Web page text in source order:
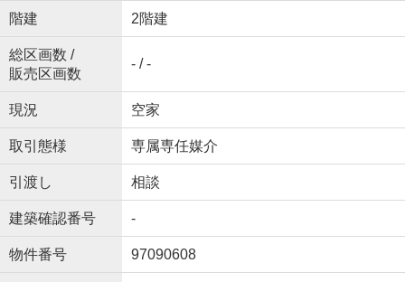
階建 2階建
総区画数 /
販売区画数
- / -
現況 空家
取引態様 専属専任媒介
引渡し 相談
建築確認番号 -
物件番号 97090608